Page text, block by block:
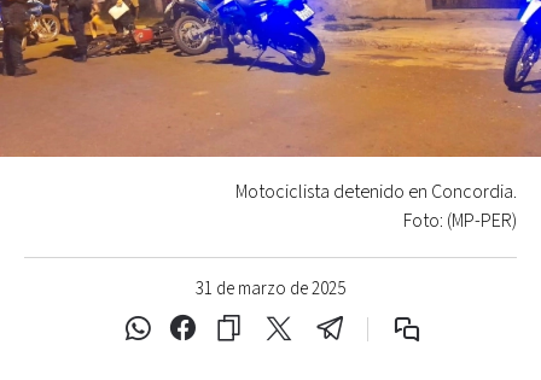
31 de marzo de 2025
Motociclista detenido en Concordia.
Foto: (MP-PER)